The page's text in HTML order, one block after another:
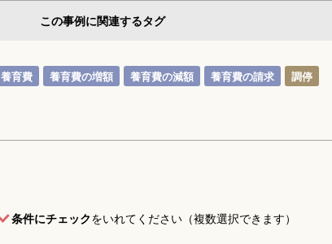
この事例に関連するタグ
養育費 養育費の増額 養育費の減額 養育費の請求
調停
条件にチェックをいれてください（複数選択できます）